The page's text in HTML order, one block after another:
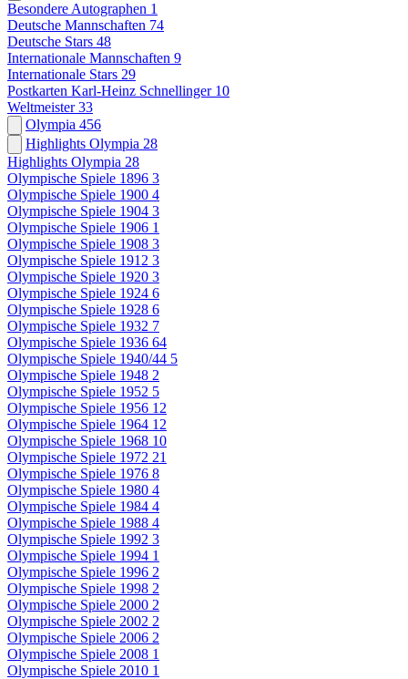
Besondere Autographen 1
Deutsche Mannschaften 74
Deutsche Stars 48
Internationale Mannschaften 9
Internationale Stars 29
Postkarten Karl-Heinz Schnellinger 10
Weltmeister 33
Olympia 456
Highlights Olympia 28
Highlights Olympia 28
Olympische Spiele 1896 3
Olympische Spiele 1900 4
Olympische Spiele 1904 3
Olympische Spiele 1906 1
Olympische Spiele 1908 3
Olympische Spiele 1912 3
Olympische Spiele 1920 3
Olympische Spiele 1924 6
Olympische Spiele 1928 6
Olympische Spiele 1932 7
Olympische Spiele 1936 64
Olympische Spiele 1940/44 5
Olympische Spiele 1948 2
Olympische Spiele 1952 5
Olympische Spiele 1956 12
Olympische Spiele 1964 12
Olympische Spiele 1968 10
Olympische Spiele 1972 21
Olympische Spiele 1976 8
Olympische Spiele 1980 4
Olympische Spiele 1984 4
Olympische Spiele 1988 4
Olympische Spiele 1992 3
Olympische Spiele 1994 1
Olympische Spiele 1996 2
Olympische Spiele 1998 2
Olympische Spiele 2000 2
Olympische Spiele 2002 2
Olympische Spiele 2006 2
Olympische Spiele 2008 1
Olympische Spiele 2010 1